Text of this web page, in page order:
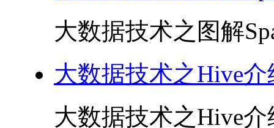
大数据技术之图解
大数据技术之Hive
大数据技术之Hive